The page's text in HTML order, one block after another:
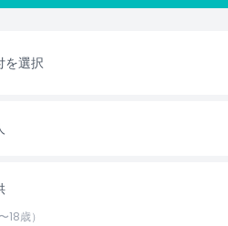
人ポリシー
を選択
18歳）